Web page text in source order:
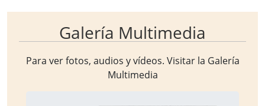
Galería Multimedia
Para ver fotos, audios y vídeos. Visitar la Galería
Multimedia